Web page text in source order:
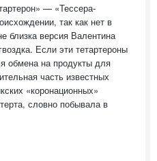
— «Тессера-
так как нет в
близка версия Валентина
Если эти тетартероны
обмена на продукты для
часть известных
«коронационных»
словно побывала в